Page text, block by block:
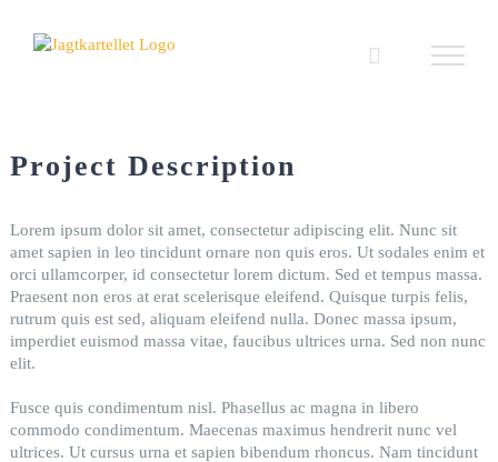
content
Project Description
Lorem ipsum dolor sit amet, consectetur adipiscing elit. Nunc sit
amet sapien in leo tincidunt ornare non quis eros. Ut sodales enim et
orci ullamcorper, id consectetur lorem dictum. Sed et tempus massa.
Praesent non eros at erat scelerisque eleifend. Quisque turpis felis,
rutrum quis est sed, aliquam eleifend nulla. Donec massa ipsum,
imperdiet euismod massa vitae, faucibus ultrices urna. Sed non nunc
elit.
Fusce quis condimentum nisl. Phasellus ac magna in libero
commodo condimentum. Maecenas maximus hendrerit nunc vel
ultrices. Ut cursus urna et sapien bibendum rhoncus. Nam tincidunt